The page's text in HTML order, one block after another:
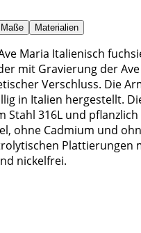
Maße Materialien
Maria Italienisch
mit Gravierung der
Verschluss. Die
in Italien hergestellt.
Stahl 316L und
ohne Cadmium und
Plattierungen
nickelfrei.